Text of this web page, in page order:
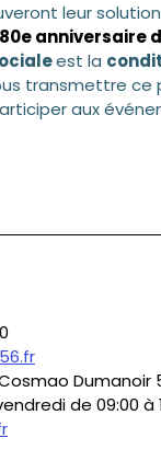
leur
anniversaire
est la
transmettre ce
aux
Dumanoir
de 09:00 à